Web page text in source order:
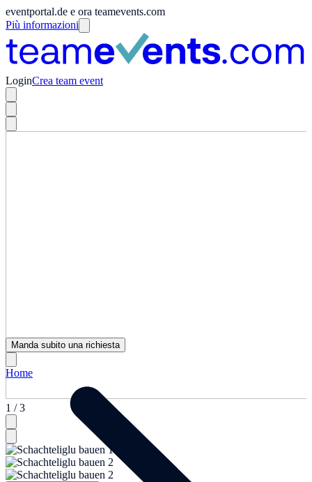
eventportal.de e ora teamevents.com
Più informazioni
LoginCrea team event
1 / 3
Manda subito una richiesta
Home